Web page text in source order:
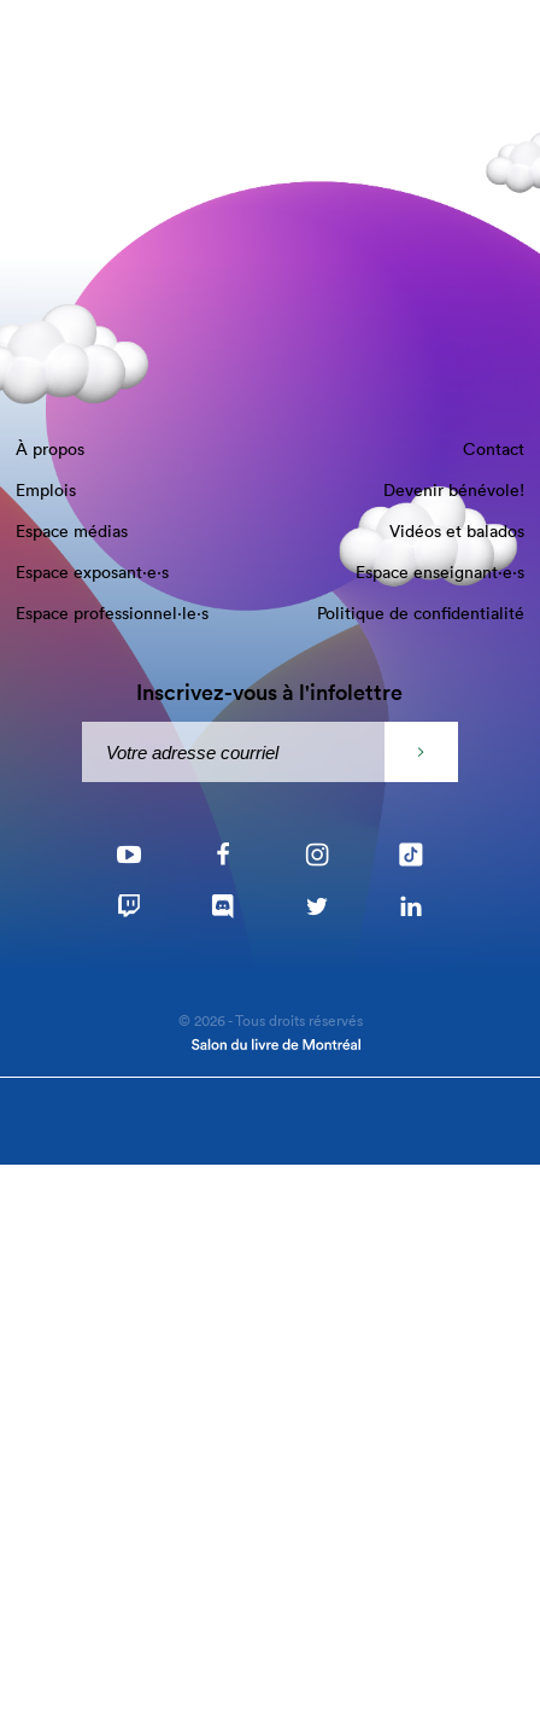
À propos
Contact
Emplois
Devenir bénévole!
Espace médias
Vidéos et balados
Espace exposant·e⋅s
Espace enseignant·e⋅s
Espace professionnel·le⋅s
Politique de confidentialité
Inscrivez-vous à l'infolettre
© 2026 - Tous droits réservés